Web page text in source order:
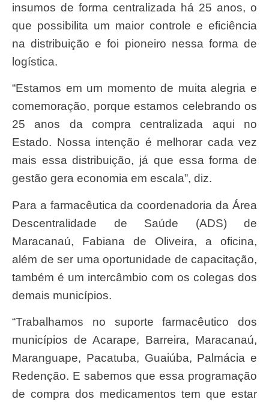
insumos de forma centralizada há 25 anos, o
que possibilita um maior controle e eficiência
na distribuição e foi pioneiro nessa forma de
logística.
“Estamos em um momento de muita alegria e
comemoração, porque estamos celebrando os
25 anos da compra centralizada aqui no
Estado. Nossa intenção é melhorar cada vez
mais essa distribuição, já que essa forma de
gestão gera economia em escala”, diz.
Para a farmacêutica da coordenadoria da Área
Descentralidade de Saúde (ADS) de
Maracanaú, Fabiana de Oliveira, a oficina,
além de ser uma oportunidade de capacitação,
também é um intercâmbio com os colegas dos
demais municípios.
“Trabalhamos no suporte farmacêutico dos
municípios de Acarape, Barreira, Maracanaú,
Maranguape, Pacatuba, Guaiúba, Palmácia e
Redenção. E sabemos que essa programação
de compra dos medicamentos tem que estar